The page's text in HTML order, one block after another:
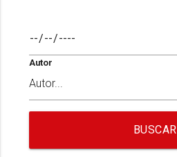
Autor
BUSCAR